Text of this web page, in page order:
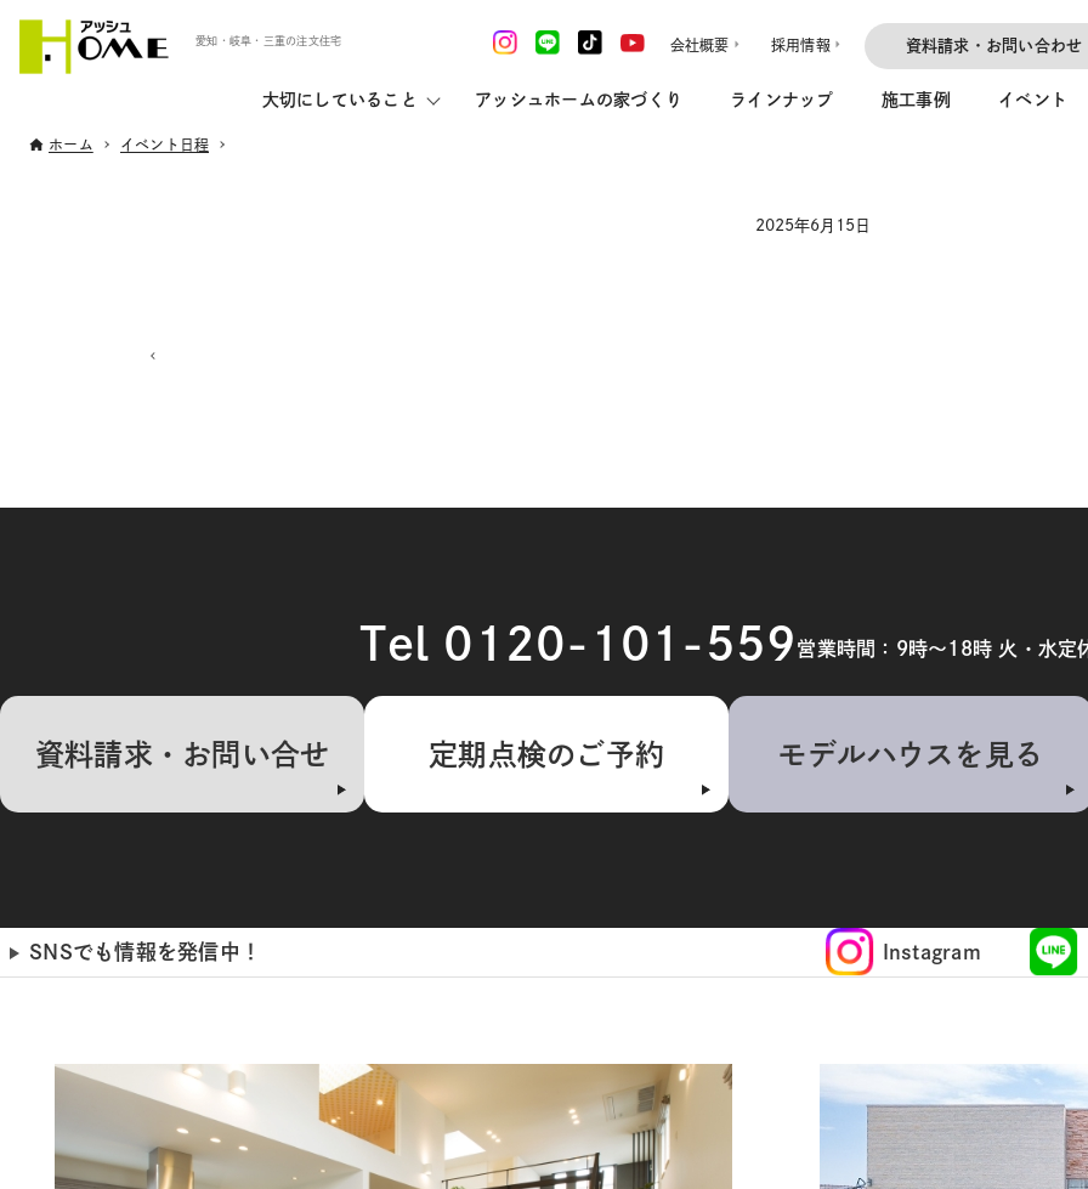
愛知・岐阜・三重の注文住宅 会社概要 採用情報 資料請求・お問い合わせ
大切にしていること アッシュホームの家づくり ラインナップ 施工事例 イベント
ホーム イベント日程
2025年6月15日
Tel 0120-101-559 営業時間：9時～18時 火・水定
資料請求・お問い合せ 定期点検のご予約 モデルハウスを見る
SNSでも情報を発信中！ Instagram